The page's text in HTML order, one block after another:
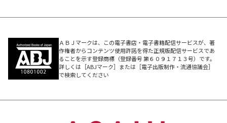
ト〉シリーズ等を精力的に執筆。日本推理作家協会会員。
SF・ホラー映画愛好家としても有名である。
ＡＢＪマークは、この電子書店・電子書籍配信サービスが、著
作権者からコンテンツ使用許諾を得た正規版配信サービスであ
ることを示す登録商標（登録番号 第６０９１７１３号）です。
詳しくは［ABJマーク］または［電子出版制作・流通協議会］
で検索してください